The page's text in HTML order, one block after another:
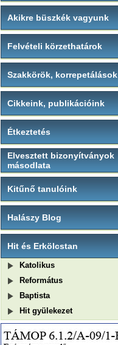
Akikre büszkék vagyunk
Felvételi körzethatárok
Szakkörök, korrepetálások
Cikkeink, publikációink
Étkeztetés
Elvesztett bizonyítványok
másodlata
Kitűnő tanulóink
Halászy Blog
Hit és Erkölcstan
Katolikus
Református
Baptista
Hit gyülekezet